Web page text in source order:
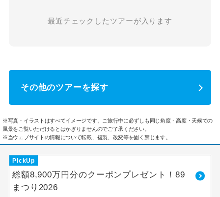
最近チェックしたツアーが入ります
その他のツアーを探す
※写真・イラストはすべてイメージです。ご旅行中に必ずしも同じ角度・高度・天候での
風景をご覧いただけるとはかぎりませんのでご了承ください。
※当ウェブサイトの情報について転載、複製、改変等を固く禁じます。
PickUp
総額8,900万円分のクーポンプレゼント！89
まつり2026